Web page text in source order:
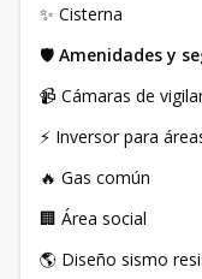
✨ Cisterna
🛡️ Amenidades y
📹 Cámaras de
⚡ Inversor para
🔥 Gas común
🏢 Área social
🌎 Diseño sismo